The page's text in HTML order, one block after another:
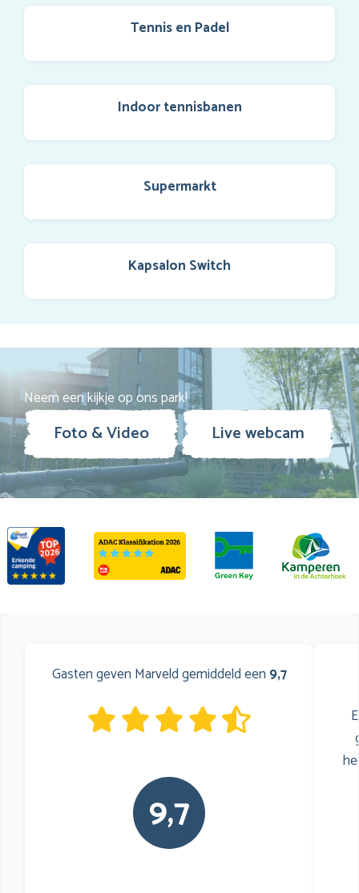
Tennis en Padel
Indoor tennisbanen
Supermarkt
Kapsalon Switch
Neem een kijkje op ons park!
Foto & Video Live webcam
Gasten geven Marveld gemiddeld een 9,7
9,7